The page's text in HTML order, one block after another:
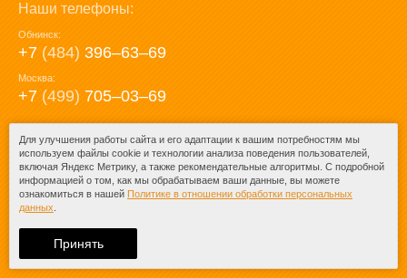
Наши телефоны:
Обнинск:
+7 (484) 396‒63‒69
Москва:
+7 (499) 705‒03‒69
E-mail:
mail@posuda40.ru
При любом копировании информации
ссылка на
Для улучшения работы сайта и его адаптации к вашим потребностям мы
используем файлы cookie и технологии анализа поведения пользователей,
включая Яндекс Метрику, а также рекомендательные алгоритмы. С подробной
информацией о том, как мы обрабатываем ваши данные, вы можете
ознакомиться в нашей Политике в отношении обработки персональных
данных
Принять